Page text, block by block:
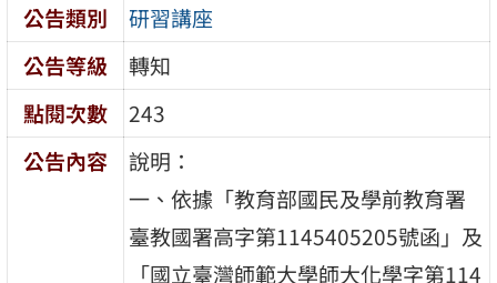
公告類別
研習講座
公告等級
轉知
點閱次數
243
公告內容
說明：
一、依據「教育部國民及學前教育署
臺教國署高字第1145405205號函」及
「國立臺灣師範大學師大化學字第114